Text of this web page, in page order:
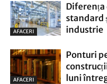
AFACERI
standard
industrie
AFACERI
Ponturi
luni